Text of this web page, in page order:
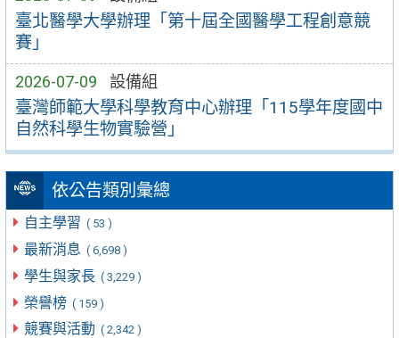
臺北醫學大學辦理「第十屆全國醫學工程創意競
賽」
2026-07-09 設備組
臺灣師範大學科學教育中心辦理「115學年度國中
自然科學生物實驗營」
依公告類別彙總
自主學習 ( 53 )
最新消息 ( 6,698 )
學生與家長 ( 3,229 )
榮譽榜 ( 159 )
競賽與活動 ( 2,342 )